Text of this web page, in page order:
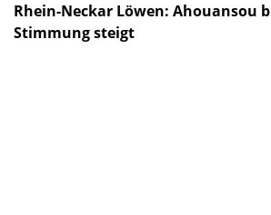
Rhein-Neckar Löwen: Ahouansou
Stimmung steigt